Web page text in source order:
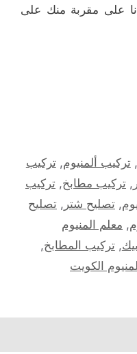
على مقربة منك على
,تركيب ألمنيوم,تركيب
, تركيب مطابخ, تركيب
, تصليح شتر , تصليح
, معلم المنيوم
,تركيب المطابخ,
الكويت